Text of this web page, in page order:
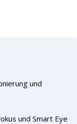
und
und Smart Eye